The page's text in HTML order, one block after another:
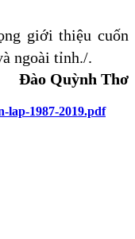
giới thiệu cuốn
ngoài tỉnh./.
Đào Quỳnh Thơ
lap-1987-2019.pdf